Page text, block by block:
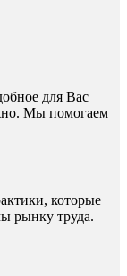
для Вас
Мы помогаем
которые
рынку труда.